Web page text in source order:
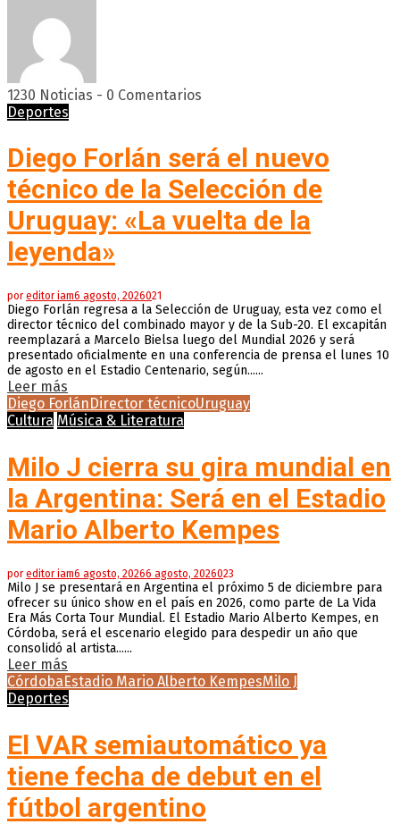
1230 Noticias - 0 Comentarios
Deportes
Diego Forlán será el nuevo
técnico de la Selección de
Uruguay: «La vuelta de la
leyenda»
poreditor iam6 agosto, 2026021
Diego Forlán regresa a la Selección de Uruguay, esta vez como el
director técnico del combinado mayor y de la Sub-20. El excapitán
reemplazará a Marcelo Bielsa luego del Mundial 2026 y será
presentado oficialmente en una conferencia de prensa el lunes 10
de agosto en el Estadio Centenario, según......
Leer más
Diego Forlán Director técnicoUruguay
Cultura Música & Literatura
Milo J cierra su gira mundial en
la Argentina: Será en el Estadio
Mario Alberto Kempes
poreditor iam6 agosto, 20266 agosto, 2026023
Milo J se presentará en Argentina el próximo 5 de diciembre para
ofrecer su único show en el país en 2026, como parte de La Vida
Era Más Corta Tour Mundial. El Estadio Mario Alberto Kempes, en
Córdoba, será el escenario elegido para despedir un año que
consolidó al artista......
Leer más
CórdobaEstadio Mario Alberto KempesMilo J
Deportes
El VAR semiautomático ya
tiene fecha de debut en el
fútbol argentino